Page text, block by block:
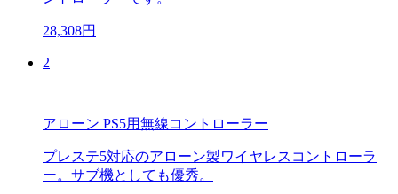
28,308円
2
アローン PS5用無線コントローラー
プレステ5対応のアローン製ワイヤレスコントローラ
ー。サブ機としても優秀。